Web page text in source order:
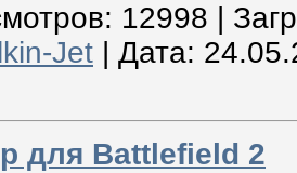
12998
Jet Дата:
для Battlefield 2